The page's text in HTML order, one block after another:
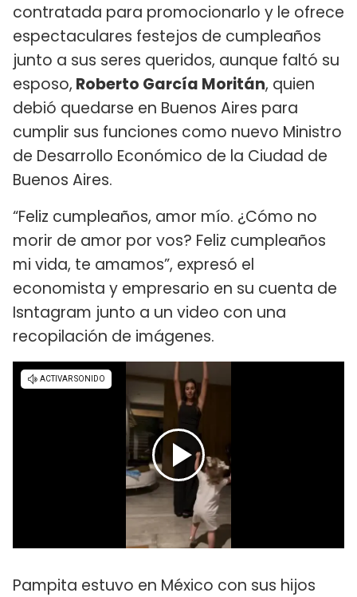
contratada para promocionarlo y le ofrece
espectaculares festejos de cumpleaños
junto a sus seres queridos, aunque faltó su
esposo, Roberto García Moritán, quien
debió quedarse en Buenos Aires para
cumplir sus funciones como nuevo Ministro
de Desarrollo Económico de la Ciudad de
Buenos Aires.
“Feliz cumpleaños, amor mío. ¿Cómo no
morir de amor por vos? Feliz cumpleaños
mi vida, te amamos”, expresó el
economista y empresario en su cuenta de
Isntagram junto a un video con una
recopilación de imágenes.
Pampita estuvo en México con sus hijos